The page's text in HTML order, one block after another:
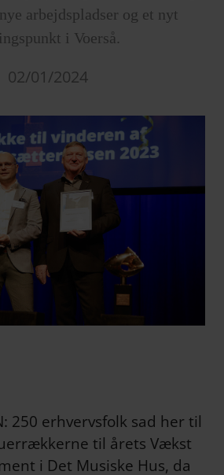
arbejdspladser og et nyt
i Voerså.
02/01/2024
250 erhvervsfolk sad her til
til årets Vækst
i Det Musiske Hus, da